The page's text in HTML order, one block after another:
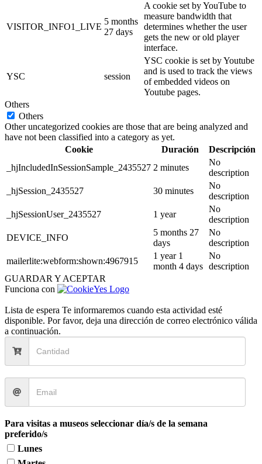
VISITOR_INFO1_LIVE
5 months
27 days
A cookie set by YouTube to
measure bandwidth that
determines whether the user
gets the new or old player
interface.
YSC session
YSC cookie is set by Youtube
and is used to track the views
of embedded videos on
Youtube pages.
Others
Others
Other uncategorized cookies are those that are being analyzed and
have not been classified into a category as yet.
Cookie
Duración
Descripción
_hjIncludedInSessionSample_2435527 2 minutes
No
description
_hjSession_2435527
30 minutes
No
description
_hjSessionUser_2435527
1 year
No
description
DEVICE_INFO
5 months 27
days
No
description
mailerlite:webform:shown:4967915
1 year 1
month 4 days
No
description
GUARDAR Y ACEPTAR
Funciona con
Lista de espera Te informaremos cuando esta actividad esté
disponible. Por favor, deja una dirección de correo electrónico válida
a continuación.
Para visitas a museos seleccionar día/s de la semana
preferido/s
Lunes